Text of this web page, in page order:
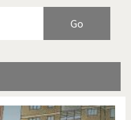
en Italie
ou pas très?
grecque